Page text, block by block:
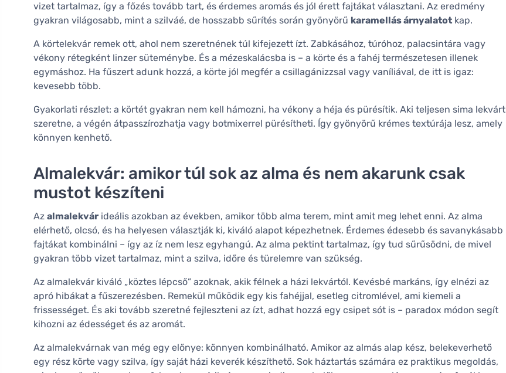
vizet tartalmaz, így a főzés tovább tart, és érdemes aromás és jól érett fajtákat választani. Az eredmény
gyakran világosabb, mint a szilváé, de hosszabb sűrítés során gyönyörű karamellás árnyalatot kap.
A körtelekvár remek ott, ahol nem szeretnének túl kifejezett ízt. Zabkásához, túróhoz, palacsintára vagy
vékony rétegként linzer süteménybe. És a mézeskalácsba is – a körte és a fahéj természetesen illenek
egymáshoz. Ha fűszert adunk hozzá, a körte jól megfér a csillagánizzsal vagy vaníliával, de itt is igaz:
kevesebb több.
Gyakorlati részlet: a körtét gyakran nem kell hámozni, ha vékony a héja és pürésítik. Aki teljesen sima lekvárt
szeretne, a végén átpasszírozhatja vagy botmixerrel pürésítheti. Így gyönyörű krémes textúrája lesz, amely
könnyen kenhető.
Almalekvár: amikor túl sok az alma és nem akarunk csak
mustot készíteni
Az almalekvár ideális azokban az években, amikor több alma terem, mint amit meg lehet enni. Az alma
elérhető, olcsó, és ha helyesen választják ki, kiváló alapot képezhetnek. Érdemes édesebb és savanykásabb
fajtákat kombinálni – így az íz nem lesz egyhangú. Az alma pektint tartalmaz, így tud sűrűsödni, de mivel
gyakran több vizet tartalmaz, mint a szilva, időre és türelemre van szükség.
Az almalekvár kiváló „köztes lépcső” azoknak, akik félnek a házi lekvártól. Kevésbé markáns, így elnézi az
apró hibákat a fűszerezésben. Remekül működik egy kis fahéjjal, esetleg citromlével, ami kiemeli a
frissességet. És aki tovább szeretné fejleszteni az ízt, adhat hozzá egy csipet sót is – paradox módon segít
kihozni az édességet és az aromát.
Az almalekvárnak van még egy előnye: könnyen kombinálható. Amikor az almás alap kész, belekeverhető
egy rész körte vagy szilva, így saját házi keverék készíthető. Sok háztartás számára ez praktikus megoldás,